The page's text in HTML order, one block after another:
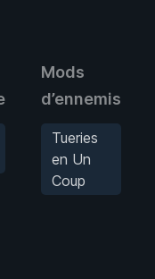
Mods
d’ennemis
Tueries
en Un
Coup